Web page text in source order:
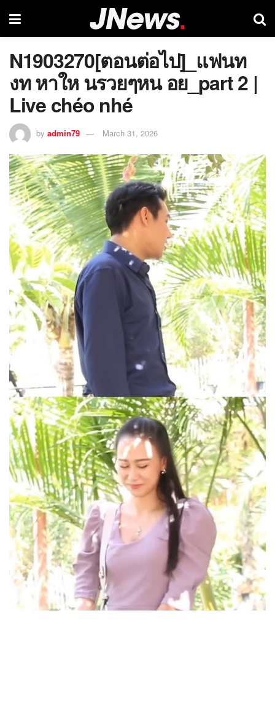
N1903270[ตอนต่อไป]_แฟนท
งท หาให นรวยๆหน อย_part 2 |
Live chéo nhé
by admin79 March 31, 2026